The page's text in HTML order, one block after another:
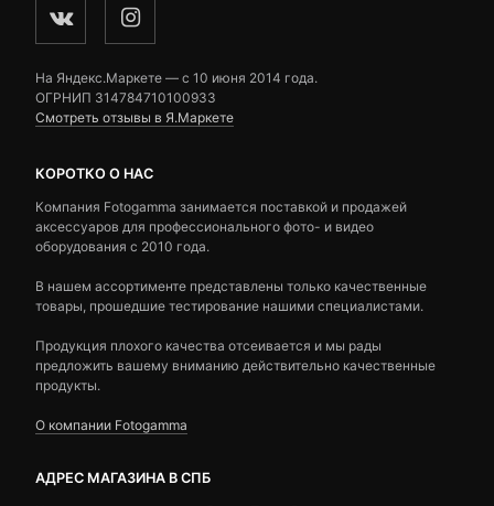
На Яндекс.Маркете — c 10 июня 2014 года.
ОГРНИП 314784710100933
Смотреть отзывы в Я.Маркете
КОРОТКО О НАС
Компания Fotogamma занимается поставкой и продажей
аксессуаров для профессионального фото- и видео
оборудования с 2010 года.
В нашем ассортименте представлены только качественные
товары, прошедшие тестирование нашими специалистами.
Продукция плохого качества отсеивается и мы рады
предложить вашему вниманию действительно качественные
продукты.
О компании Fotogamma
АДРЕС МАГАЗИНА В СПБ